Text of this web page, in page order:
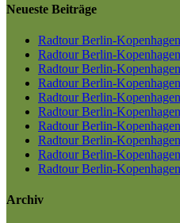
Neueste Beiträge
Radtour Berlin-
Radtour Berlin-
Radtour Berlin-
Radtour Berlin-
Radtour Berlin-
Radtour Berlin-
Radtour Berlin-
Radtour Berlin-
Radtour Berlin-
Radtour Berlin-
Archiv